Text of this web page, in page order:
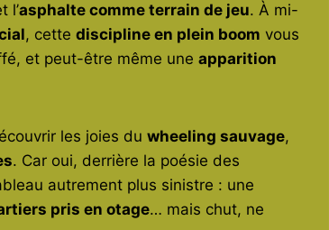
l’asphalte comme terrain de jeu. À mi-
, cette discipline en plein boom vous
et peut-être même une apparition
les joies du wheeling sauvage,
. Car oui, derrière la poésie des
autrement plus sinistre : une
pris en otage… mais chut, ne